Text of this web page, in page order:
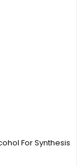
For Synthesis